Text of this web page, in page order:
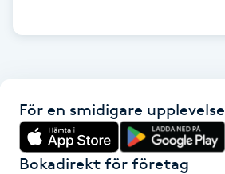
Liktornar
LPG
För en smidigare upplevelse
Bokadirekt för företag